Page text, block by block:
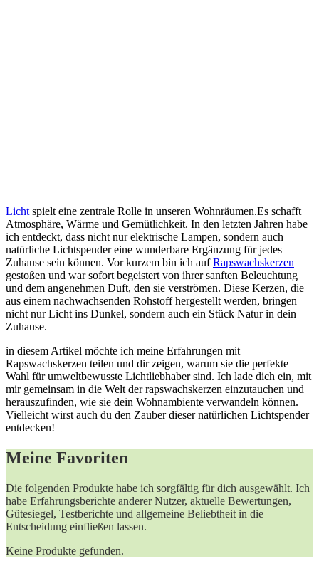
Licht spielt eine zentrale Rolle in⁣ unseren Wohnräumen.Es schafft
⁢Atmosphäre, Wärme⁢ und Gemütlichkeit. In den letzten Jahren habe
⁢ich entdeckt, dass nicht nur elektrische Lampen, sondern auch
natürliche⁣ Lichtspender eine wunderbare ⁤Ergänzung für jedes
Zuhause sein können. Vor kurzem bin ich⁤ auf ⁣Rapswachskerzen
gestoßen und war sofort begeistert von ihrer sanften Beleuchtung
⁣und dem angenehmen Duft, den sie verströmen.‌ Diese Kerzen, die
aus⁣ einem nachwachsenden Rohstoff ⁤hergestellt werden, bringen
nicht nur‍ Licht ins Dunkel, sondern auch ein Stück Natur in dein
Zuhause.
in ‍diesem Artikel möchte ich meine Erfahrungen mit
Rapswachskerzen teilen ⁢und dir zeigen, warum sie die perfekte
Wahl für umweltbewusste Lichtliebhaber ⁤sind. Ich lade dich ein, mit
mir ‌gemeinsam ​in die Welt der rapswachskerzen einzutauchen und
herauszufinden, wie sie dein Wohnambiente verwandeln können.‍
Vielleicht ​wirst‍ auch​ du den Zauber dieser natürlichen Lichtspender
⁤entdecken!
Meine Favoriten
Die folgenden ⁤Produkte habe ich ​sorgfältig für dich ausgewählt. Ich
habe ‌Erfahrungsberichte anderer Nutzer, aktuelle Bewertungen,
Gütesiegel,​ Testberichte und allgemeine Beliebtheit in die ​
Entscheidung einfließen ​lassen.
Keine Produkte gefunden.